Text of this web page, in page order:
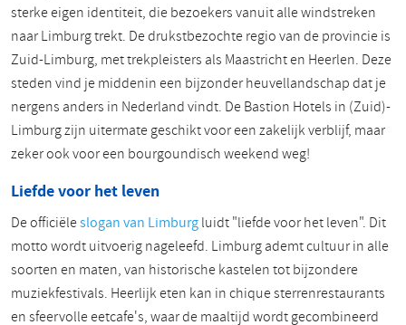
sterke eigen identiteit, die bezoekers vanuit alle windstreken
naar Limburg trekt. De drukstbezochte regio van de provincie is
Zuid-Limburg, met trekpleisters als Maastricht en Heerlen. Deze
steden vind je middenin een bijzonder heuvellandschap dat je
nergens anders in Nederland vindt. De Bastion Hotels in (Zuid)-
Limburg zijn uitermate geschikt voor een zakelijk verblijf, maar
zeker ook voor een bourgoundisch weekend weg!
Liefde voor het leven
De officiëleslogan van Limburgluidt "liefde voor het leven". Dit
motto wordt uitvoerig nageleefd. Limburg ademt cultuur in alle
soorten en maten, van historische kastelen tot bijzondere
muziekfestivals. Heerlijk eten kan in chique sterrenrestaurants
en sfeervolle eetcafe's, waar de maaltijd wordt gecombineerd